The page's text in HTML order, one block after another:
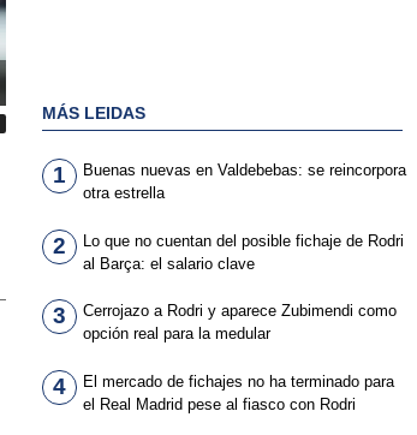
MÁS LEIDAS
1
Buenas nuevas en Valdebebas: se reincorpora
otra estrella
2
Lo que no cuentan del posible fichaje de Rodri
al Barça: el salario clave
3
Cerrojazo a Rodri y aparece Zubimendi como
opción real para la medular
4
El mercado de fichajes no ha terminado para
el Real Madrid pese al fiasco con Rodri